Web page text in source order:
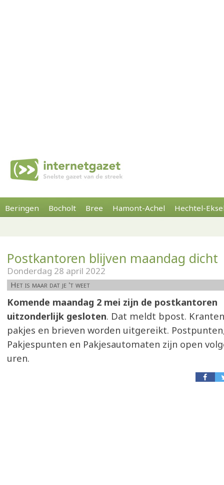
Beringen Bocholt Bree Hamont-Achel Hechtel-
Postkantoren blijven maandag dicht
Donderdag 28 april 2022
Het is maar dat je 't weet
Komende maandag 2 mei zijn de postkantoren
uitzonderlijk gesloten. Dat meldt bpost.
pakjes en brieven worden uitgereikt.
Pakjespunten en Pakjesautomaten zijn open
uren.